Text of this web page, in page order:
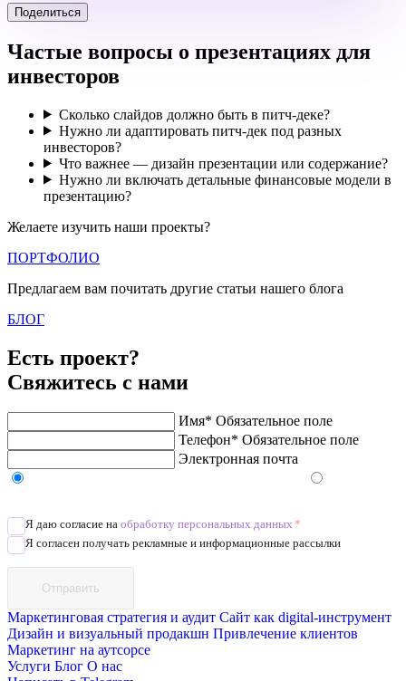
Поделиться
Частые вопросы о презентациях для
инвесторов
Сколько слайдов должно быть в питч-деке?
Нужно ли адаптировать питч-дек под разных
инвесторов?
Что важнее — дизайн презентации или содержание?
Нужно ли включать детальные финансовые модели в
презентацию?
Желаете изучить наши проекты?
ПОРТФОЛИО
Предлагаем вам почитать другие статьи нашего блога
БЛОГ
Есть проект?
Свяжитесь с нами
Имя* Обязательное поле
Телефон* Обязательное поле
Электронная почта
Я даю согласие на обработку персональных данных *
Я согласен получать рекламные и информационные рассылки
Отправить
Маркетинговая стратегия и аудит Сайт как digital-инструмент
Дизайн и визуальный продакшн Привлечение клиентов
Маркетинг на аутсорсе
Услуги Блог О нас